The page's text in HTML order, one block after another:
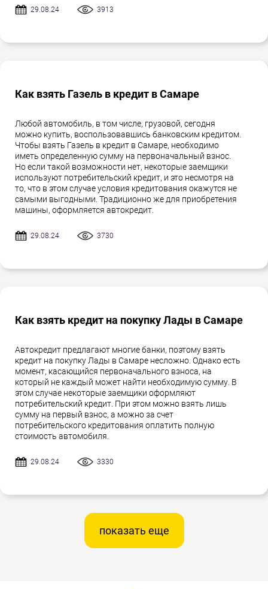
29.08.24 3913
Как взять Газель в кредит в Самаре
Любой автомобиль, в том числе, грузовой, сегодня
можно купить, воспользовавшись банковским кредитом.
Чтобы взять Газель в кредит в Самаре, необходимо
иметь определенную сумму на первоначальный взнос.
Но если такой возможности нет, некоторые заемщики
используют потребительский кредит, и это несмотря на
то, что в этом случае условия кредитования окажутся не
самыми выгодными. Традиционно же для приобретения
машины, оформляется автокредит.
29.08.24 3730
Как взять кредит на покупку Лады в Самаре
Автокредит предлагают многие банки, поэтому взять
кредит на покупку Лады в Самаре несложно. Однако есть
момент, касающийся первоначального взноса, на
который не каждый может найти необходимую сумму. В
этом случае некоторые заемщики оформляют
потребительский кредит. При этом можно взять лишь
сумму на первый взнос, а можно за счет
потребительского кредитования оплатить полную
стоимость автомобиля.
29.08.24 3330
показать еще